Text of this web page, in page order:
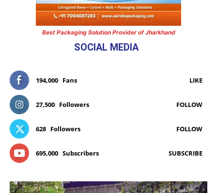
Best Packaging Solution Provider of Jharkhand
SOCIAL MEDIA
194,000 Fans LIKE
27,500 Followers FOLLOW
628 Followers FOLLOW
695,000 Subscribers SUBSCRIBE